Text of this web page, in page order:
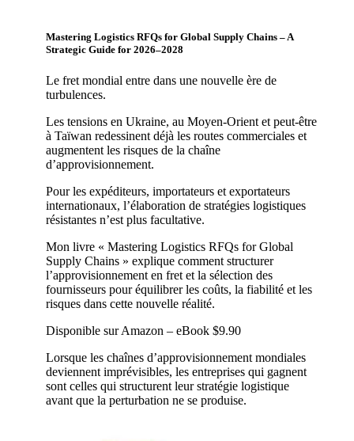
Mastering Logistics RFQs for Global Supply Chains – A
Strategic Guide for 2026–2028
Le fret mondial entre dans une nouvelle ère de
turbulences.
Les tensions en Ukraine, au Moyen-Orient et peut-être
à Taïwan redessinent déjà les routes commerciales et
augmentent les risques de la chaîne
d’approvisionnement.
Pour les expéditeurs, importateurs et exportateurs
internationaux, l’élaboration de stratégies logistiques
résistantes n’est plus facultative.
Mon livre « Mastering Logistics RFQs for Global
Supply Chains » explique comment structurer
l’approvisionnement en fret et la sélection des
fournisseurs pour équilibrer les coûts, la fiabilité et les
risques dans cette nouvelle réalité.
Disponible sur Amazon – eBook $9.90
Lorsque les chaînes d’approvisionnement mondiales
deviennent imprévisibles, les entreprises qui gagnent
sont celles qui structurent leur stratégie logistique
avant que la perturbation ne se produise.